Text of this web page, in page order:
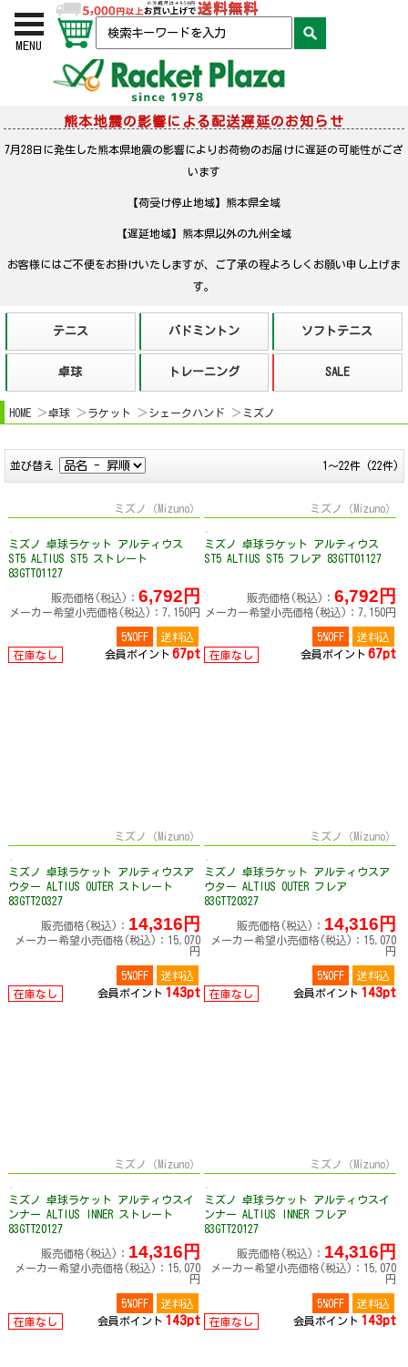
MENU
熊本地震の影響による配送遅延のお知らせ
7月28日に発生した熊本県地震の影響によりお荷物のお届けに遅延の可能性がござ
います
【荷受け停止地域】熊本県全域
【遅延地域】熊本県以外の九州全域
お客様にはご不便をお掛けいたしますが、ご了承の程よろしくお願い申し上げま
す。
HOME 卓球 ラケット シェークハンド ミズノ
並び替え 1～22件 (22件)
ミズノ（Mizuno）
ミズノ 卓球ラケット アルティウス
ST5 ALTIUS ST5 ストレート
83GTT01127
販売価格(税込)： 6,792円
メーカー希望小売価格(税込)：7,150円
5%OFF
送料込
在庫なし
会員ポイント 67pt
ミズノ（Mizuno）
ミズノ 卓球ラケット アルティウス
ST5 ALTIUS ST5 フレア 83GTT01127
販売価格(税込)： 6,792円
メーカー希望小売価格(税込)：7,150円
5%OFF
送料込
在庫なし
会員ポイント 67pt
ミズノ（Mizuno）
ミズノ 卓球ラケット アルティウスア
ウター ALTIUS OUTER ストレート
83GTT20327
販売価格(税込)： 14,316円
メーカー希望小売価格(税込)：15,070
円
5%OFF
送料込
在庫なし
会員ポイント 143pt
ミズノ（Mizuno）
ミズノ 卓球ラケット アルティウスア
ウター ALTIUS OUTER フレア
83GTT20327
販売価格(税込)： 14,316円
メーカー希望小売価格(税込)：15,070
円
5%OFF
送料込
在庫なし
会員ポイント 143pt
ミズノ（Mizuno）
ミズノ 卓球ラケット アルティウスイ
ンナー ALTIUS INNER ストレート
83GTT20127
販売価格(税込)： 14,316円
メーカー希望小売価格(税込)：15,070
円
5%OFF
送料込
在庫なし
会員ポイント 143pt
ミズノ（Mizuno）
ミズノ 卓球ラケット アルティウスイ
ンナー ALTIUS INNER フレア
83GTT20127
販売価格(税込)： 14,316円
メーカー希望小売価格(税込)：15,070
円
5%OFF
送料込
在庫なし
会員ポイント 143pt